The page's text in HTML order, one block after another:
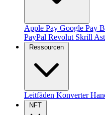
Apple Pay Google Pay
PayPal Revolut Skrill
Ressourcen
Leitfäden Konverter
NFT